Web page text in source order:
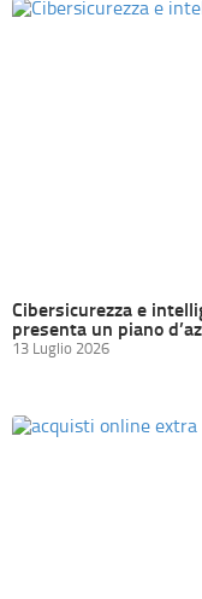
Cibersicurezza e
presenta un piano
13 Luglio 2026